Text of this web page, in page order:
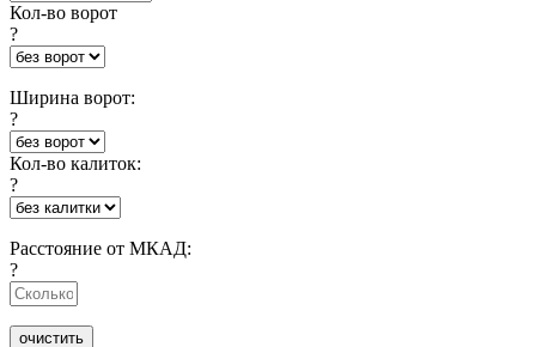
Кол-во ворот
?
Ширина ворот:
?
Кол-во калиток:
?
Расстояние от МКАД:
?